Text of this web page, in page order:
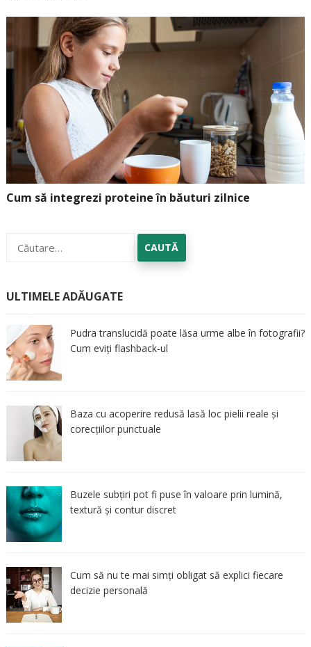
Cum să integrezi proteine în băuturi zilnice
după:
ULTIMELE ADĂUGATE
Pudra translucidă poate lăsa urme albe în fotografii?
Cum eviți flashback-ul
Baza cu acoperire redusă lasă loc pielii reale și
corecțiilor punctuale
Buzele subțiri pot fi puse în valoare prin lumină,
textură și contur discret
Cum să nu te mai simți obligat să explici fiecare
decizie personală